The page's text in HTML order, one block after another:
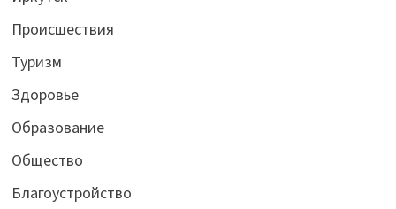
Происшествия
Туризм
Здоровье
Образование
Общество
Благоустройство